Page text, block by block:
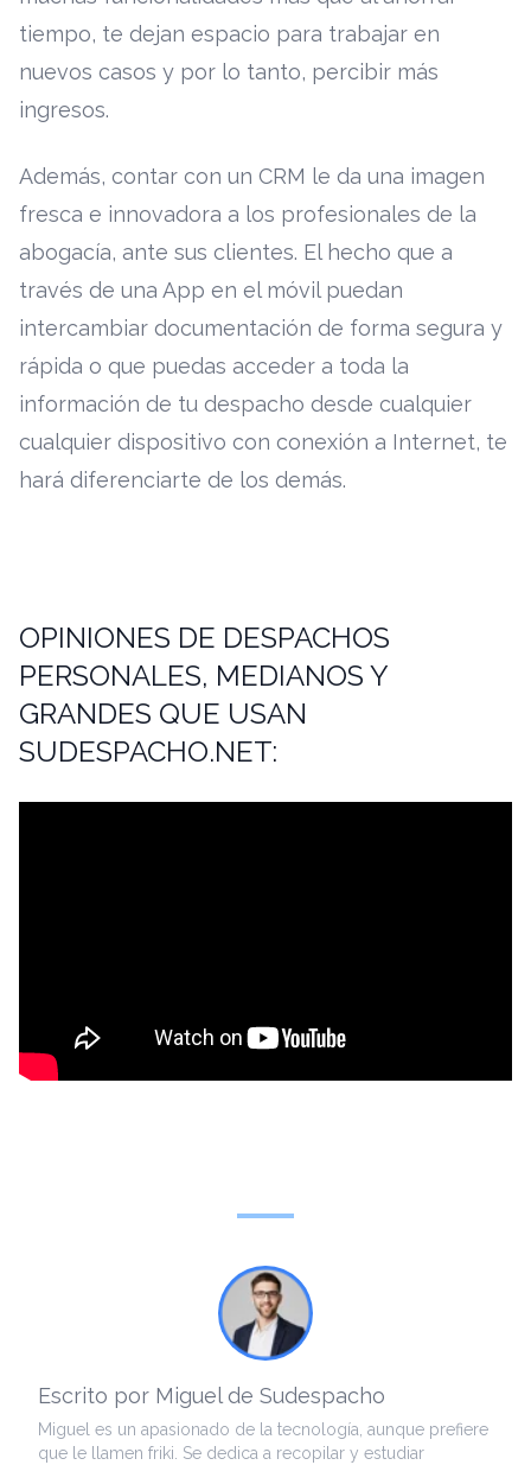
tiempo, te dejan espacio para trabajar en
nuevos casos y por lo tanto, percibir más
ingresos.
Además, contar con un CRM le da una imagen
fresca e innovadora a los profesionales de la
abogacía, ante sus clientes. El hecho que a
través de una App en el móvil puedan
intercambiar documentación de forma segura y
rápida o que puedas acceder a toda la
información de tu despacho desde cualquier
cualquier dispositivo con conexión a Internet, te
hará diferenciarte de los demás.
OPINIONES DE DESPACHOS
PERSONALES, MEDIANOS Y
GRANDES QUE USAN
SUDESPACHO.NET:
Escrito por Miguel de Sudespacho
Miguel es un apasionado de la tecnología, aunque prefiere
que le llamen friki. Se dedica a recopilar y estudiar